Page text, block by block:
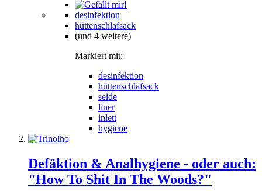
desinfektion
hüttenschlafsack
(und 4 weitere)
Markiert mit:
desinfektion
hüttenschlafsack
seide
liner
inlett
hygiene
Defäktion & Analhygiene - oder auch:
"How To Shit In The Woods?"